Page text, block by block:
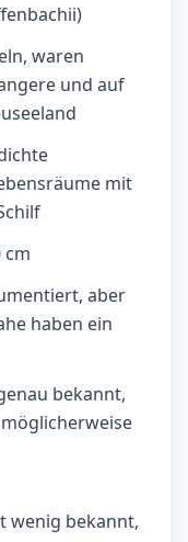
waren
und auf
mit
cm
aber
haben ein
bekannt,
wenig bekannt,